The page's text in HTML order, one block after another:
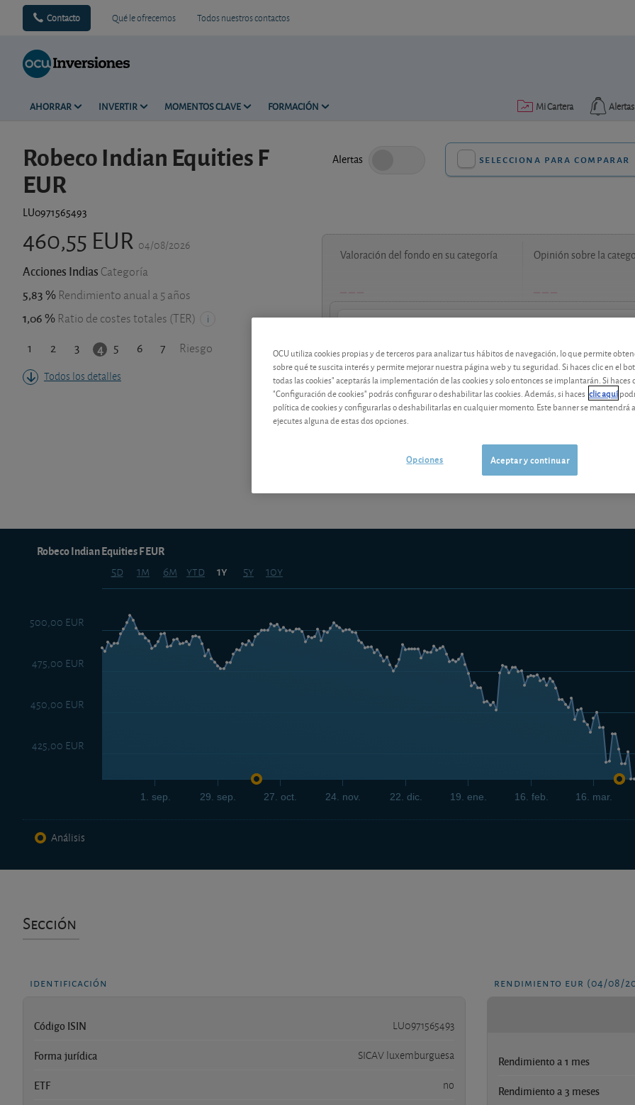
Contacto Qué le ofrecemos Todos nuestros contactos
AHORRAR INVERTIR MOMENTOS CLAVE FORMACIÓN Alertas
Mi Cartera
Robeco Indian Equities F
EUR
LU0971565493
Alertas selecciona para comparar
460,55 EUR 04/08/2026
Acciones Indias Categoría
5,83 % Rendimiento anual a 5 años
1,06 % Ratio de costes totales (TER)
1 2 3 4 5 6 7 Riesgo
Todos los detalles
Valoración del fondo en su categoría Opinión sobre la
Los análisis y consejos de nuestros expertos están reservados a
Los análisis y consejos de nuestros
5d 1m 6m ytd 1y 5y 10y
1. sep. 29. sep. 27. oct. 24. nov. 22. dic. 19. ene. 16. feb. 16. mar.
Robeco Indian Equities F EUR
425,00 EUR
450,00 EUR
475,00 EUR
500,00 EUR
Análisis
Sección
identificación
Código ISIN LU0971565493
Forma jurídica SICAV luxemburguesa
ETF no
rendimiento eur (04/08/
Rendimiento a 1 mes
Rendimiento a 3 meses
OCU utiliza cookies propias y de terceros para analizar tus hábitos de navegación, lo que permite
sobre qué te suscita interés y permite mejorar nuestra página web y tu seguridad. Si haces clic en el
todas las cookies" aceptarás la implementación de las cookies y solo entonces se implantarán. Si haces
"Configuración de cookies" podrás configurar o deshabilitar las cookies. Además, si haces clic aquí
política de cookies y configurarlas o deshabilitarlas en cualquier momento. Este banner se mantendrá
ejecutes alguna de estas dos opciones.
Aceptar y continuar
Opciones